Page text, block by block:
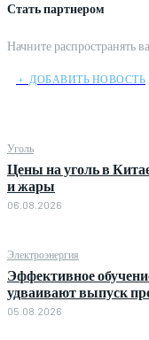
Стать партнером
Начните распространять
﹢ ДОБАВИТЬ НОВОСТЬ
Уголь
Цены на уголь в
и жары
06.08.2026
Электроэнергия
Эффективное
удваивают выпуск
05.08.2026